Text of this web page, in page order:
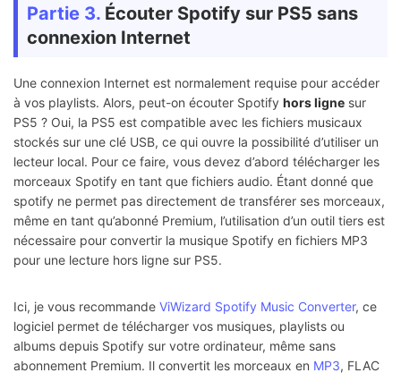
Partie 3. Écouter Spotify sur PS5 sans
connexion Internet
Une connexion Internet est normalement requise pour accéder
à vos playlists. Alors, peut-on écouter Spotify hors ligne sur
PS5 ? Oui, la PS5 est compatible avec les fichiers musicaux
stockés sur une clé USB, ce qui ouvre la possibilité d’utiliser un
lecteur local. Pour ce faire, vous devez d’abord télécharger les
morceaux Spotify en tant que fichiers audio. Étant donné que
spotify ne permet pas directement de transférer ses morceaux,
même en tant qu’abonné Premium, l’utilisation d’un outil tiers est
nécessaire pour convertir la musique Spotify en fichiers MP3
pour une lecture hors ligne sur PS5.
Ici, je vous recommande ViWizard Spotify Music Converter, ce
logiciel permet de télécharger vos musiques, playlists ou
albums depuis Spotify sur votre ordinateur, même sans
abonnement Premium. Il convertit les morceaux en MP3, FLAC